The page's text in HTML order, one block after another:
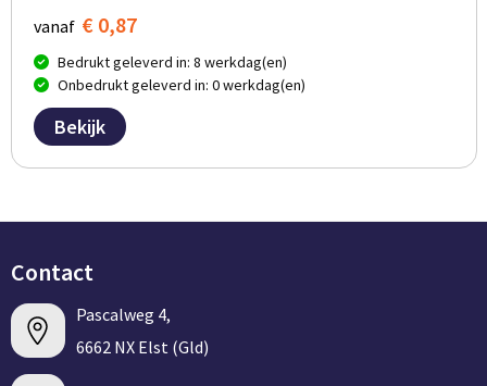
vanaf € 0,87
Bedrukt geleverd in: 8 werkdag(en)
Onbedrukt geleverd in: 0 werkdag(en)
Bekijk
Contact
Pascalweg 4,
6662 NX Elst (Gld)